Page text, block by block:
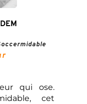
qui ose.
cet